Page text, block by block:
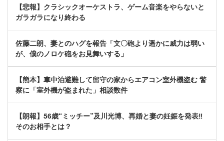
【悲報】クラシックオーケストラ、ゲーム音楽をやらないと
ガラガラになり終わる
佐藤二朗、妻とのハグを報告「文〇砲より遥かに威力は弱い
が、僕のノロケ砲をお見舞いする」
【熊本】車中泊避難して留守の家からエアコン室外機盗む 警
察に「室外機が盗まれた」相談数件
【朗報】56歳“ミッチー”及川光博、再婚と妻の妊娠を発表‼
そのお相手とは？